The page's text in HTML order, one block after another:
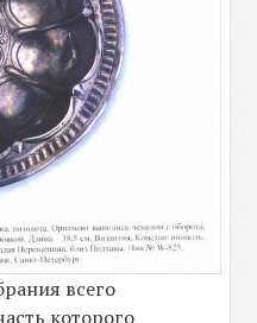
всего
которого